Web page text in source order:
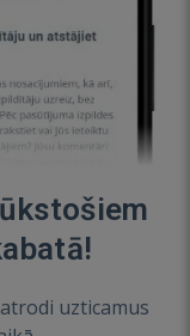
uzticamus